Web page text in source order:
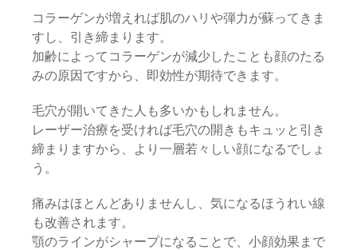
コラーゲンが増えれば肌のハリや弾力が蘇ってきま
すし、引き締まります。
加齢によってコラーゲンが減少したことも顔のたる
みの原因ですから、即効性が期待できます。
毛穴が開いてきた人も多いかもしれません。
レーザー治療を受ければ毛穴の開きもキュッと引き
締まりますから、より一層若々しい顔になるでしょ
う。
痛みはほとんどありませんし、気になるほうれい線
も改善されます。
顎のラインがシャープになることで、小顔効果まで